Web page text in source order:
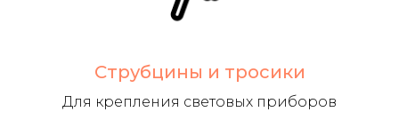
Струбцины и тросики
Для крепления световых приборов